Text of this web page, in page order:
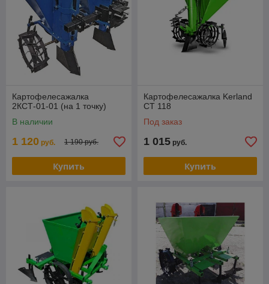
Картофелесажалка
2КСТ-01-01 (на 1 точку)
В наличии
1 120 руб. 1 190 руб.
Купить
Картофелесажалка Kerland
СТ 118
Под заказ
1 015 руб.
Купить